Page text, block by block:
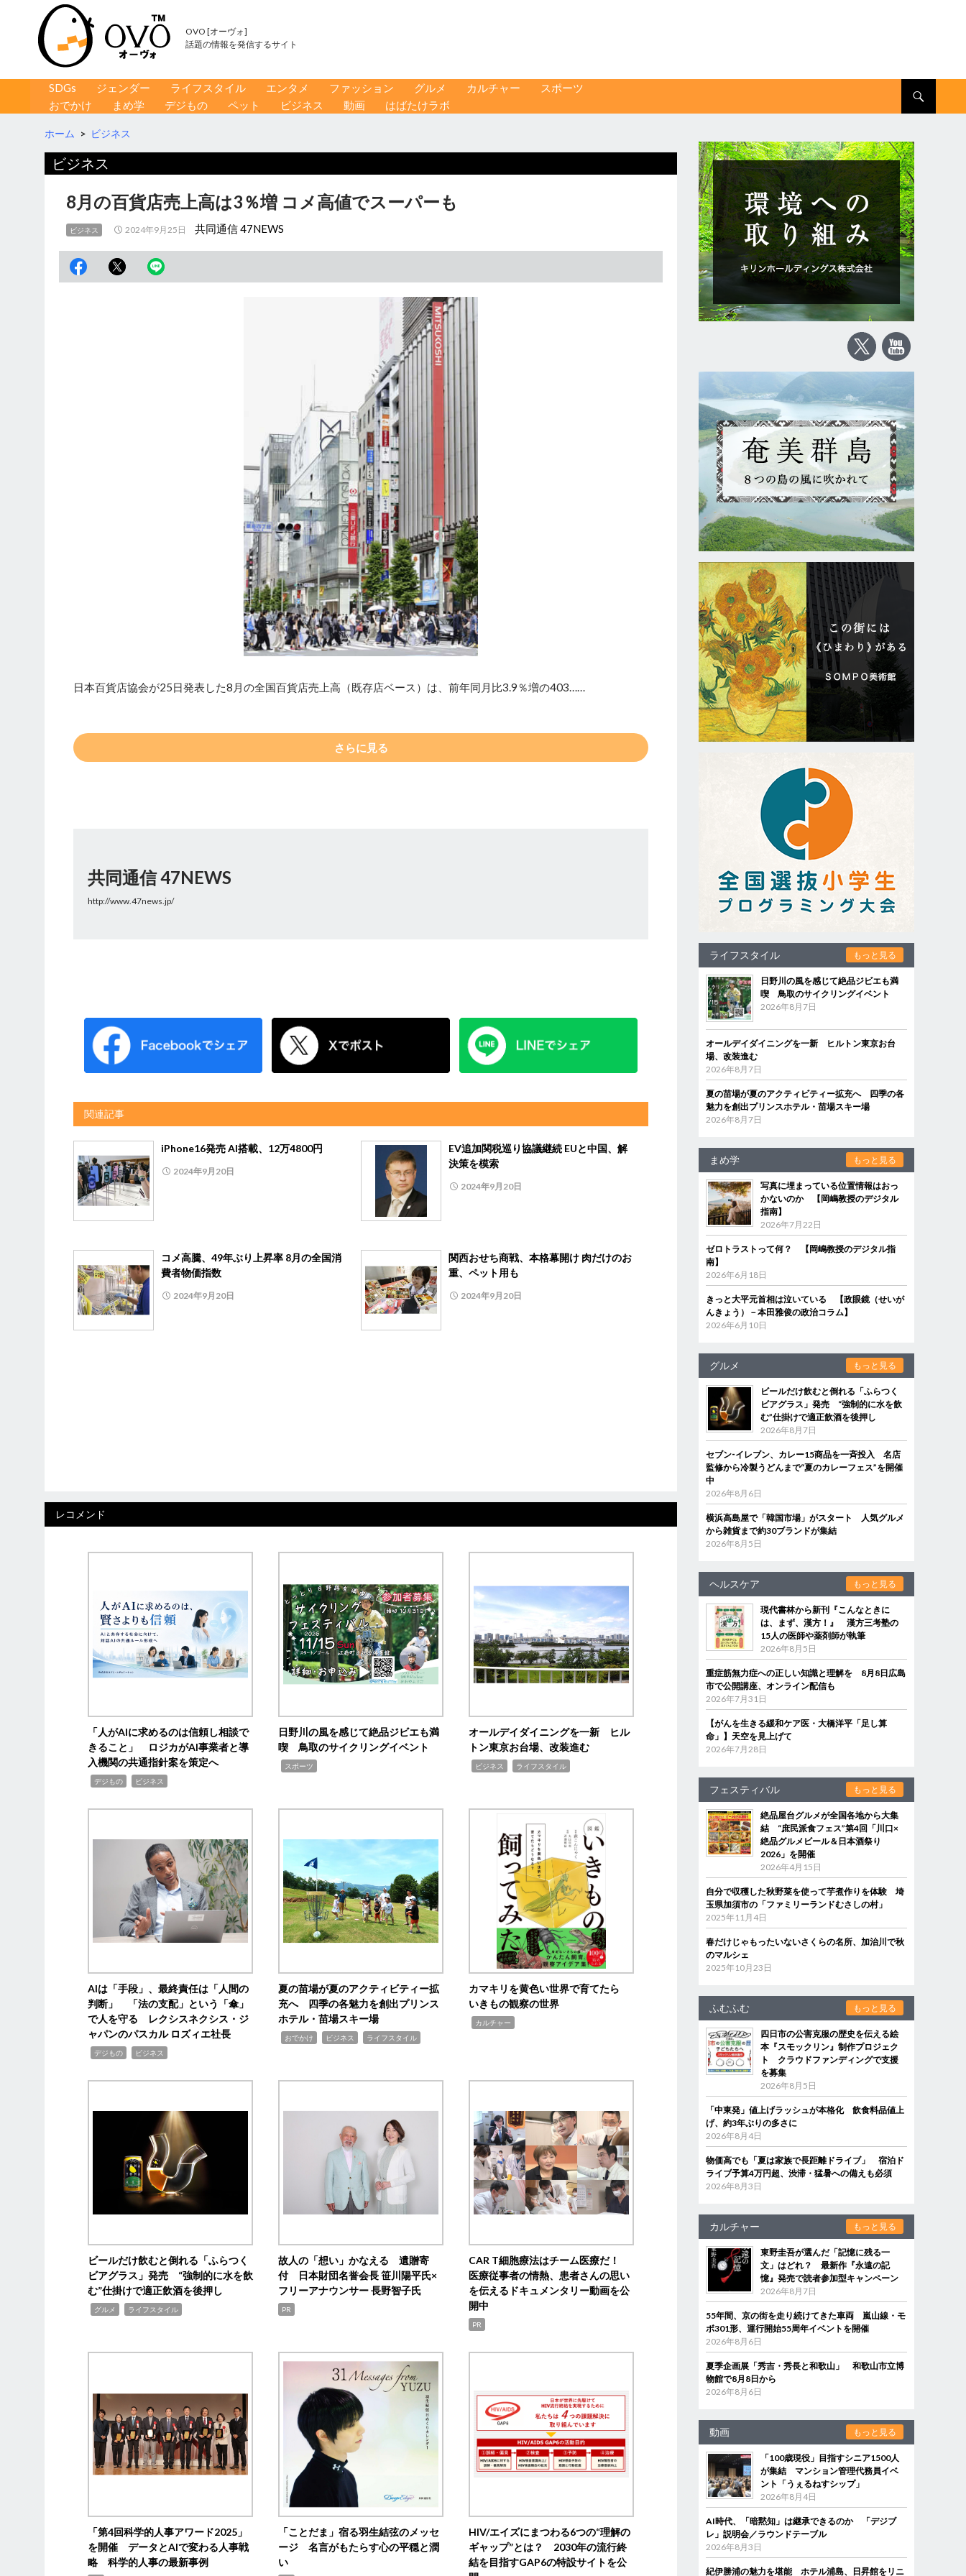
OVO [オーヴォ]
話題の情報を発信するサイト
コンテンツへ移動
SDGs ジェンダー ライフスタイル エンタメ ファッション グルメ カルチャー
スポーツ
おでかけ
まめ学 デジもの ペット ビジネス 動画 はばたけラボ
ホーム > ビジネス
ビジネス
8月の百貨店売上高は3％増 コメ高値でスーパーも
ビジネス 2024年9月25日 共同通信 47NEWS
日本百貨店協会が25日発表した8月の全国百貨店売上高（既存店ベース）は、前年同月比3.9％増の403……
さらに見る
共同通信 47NEWS
http://www.47news.jp/
関連記事
iPhone16発売 AI搭載、12万4800円
2024年9月20日
EV追加関税巡り協議継続 EUと中国、解
決策を模索
2024年9月20日
コメ高騰、49年ぶり上昇率 8月の全国消
費者物価指数
2024年9月20日
関西おせち商戦、本格幕開け 肉だけのお
重、ペット用も
2024年9月20日
レコメンド
「人がAIに求めるのは信頼し相談で
きること」 ロジカがAI事業者と導
入機関の共通指針案を策定へ
デジもの ビジネス
日野川の風を感じて絶品ジビエも満
喫 鳥取のサイクリングイベント
スポーツ
オールデイダイニングを一新 ヒル
トン東京お台場、改装進む
ビジネス ライフスタイル
AIは「手段」、最終責任は「人間の
判断」 「法の支配」という「傘」
で人を守る レクシスネクシス・ジ
ャパンのパスカル ロズィエ社長
デジもの ビジネス
夏の苗場が夏のアクティビティー拡
充へ 四季の各魅力を創出プリンス
ホテル・苗場スキー場
おでかけ ビジネス ライフスタイル
カマキリを黄色い世界で育てたら
いきもの観察の世界
カルチャー
ビールだけ飲むと倒れる「ふらつく
ビアグラス」発売 “強制的に水を飲
む”仕掛けで適正飲酒を後押し
グルメ ライフスタイル
故人の「想い」かなえる 遺贈寄
付 日本財団名誉会長 笹川陽平氏×
フリーアナウンサー 長野智子氏
PR
CAR T細胞療法はチーム医療だ！
医療従事者の情熱、患者さんの思い
を伝えるドキュメンタリー動画を公
開中
PR
「第4回科学的人事アワード2025」
を開催 データとAIで変わる人事戦
略 科学的人事の最新事例
「ことだま」宿る羽生結弦のメッセ
ージ 名言がもたらす心の平穏と潤
い
HIV/エイズにまつわる6つの“理解の
ギャップ”とは？ 2030年の流行終
結を目指すGAP6の特設サイトを公
ライフスタイル もっと見る
日野川の風を感じて絶品ジビエも満
喫 鳥取のサイクリングイベント
2026年8月7日
オールデイダイニングを一新 ヒルトン東京お台
場、改装進む
2026年8月7日
夏の苗場が夏のアクティビティー拡充へ 四季の各
魅力を創出プリンスホテル・苗場スキー場
2026年8月7日
まめ学 もっと見る
写真に埋まっている位置情報はおっ
かないのか 【岡嶋教授のデジタル
指南】
2026年7月22日
ゼロトラストって何？ 【岡嶋教授のデジタル指
南】
2026年6月18日
きっと大平元首相は泣いている 【政眼鏡（せいが
んきょう）－本田雅俊の政治コラム】
2026年6月10日
グルメ もっと見る
ビールだけ飲むと倒れる「ふらつく
ビアグラス」発売 “強制的に水を飲
む”仕掛けで適正飲酒を後押し
2026年8月7日
セブン‐イレブン、カレー15商品を一斉投入 名店
監修から冷製うどんまで“夏のカレーフェス”を開催
中
2026年8月6日
横浜高島屋で「韓国市場」がスタート 人気グルメ
から雑貨まで約30ブランドが集結
2026年8月5日
ヘルスケア もっと見る
現代書林から新刊『こんなときに
は、まず、漢方！』 漢方三考塾の
15人の医師や薬剤師が執筆
2026年8月5日
重症筋無力症への正しい知識と理解を 8月8日広島
市で公開講座、オンライン配信も
2026年7月31日
【がんを生きる緩和ケア医・大橋洋平「足し算
命」】天空を見上げて
2026年7月28日
フェスティバル もっと見る
絶品屋台グルメが全国各地から大集
結 “庶民派食フェス”第4回「川口×
絶品グルメビール＆日本酒祭り
2026」を開催
2026年4月15日
自分で収穫した秋野菜を使って芋煮作りを体験 埼
玉県加須市の「ファミリーランドむさしの村」
2025年11月4日
春だけじゃもったいないさくらの名所、加治川で秋
のマルシェ
2025年10月23日
ふむふむ もっと見る
四日市の公害克服の歴史を伝える絵
本『スモックリン』制作プロジェク
ト クラウドファンディングで支援
を募集
2026年8月5日
「中東発」値上げラッシュが本格化 飲食料品値上
げ、約3年ぶりの多さに
2026年8月4日
物価高でも「夏は家族で長距離ドライブ」 宿泊ド
ライブ予算4万円超、渋滞・猛暑への備えも必須
2026年8月3日
カルチャー もっと見る
東野圭吾が選んだ「記憶に残る一
文」はどれ？ 最新作『永遠の記
憶』発売で読者参加型キャンペーン
2026年8月7日
55年間、京の街を走り続けてきた車両 嵐山線・モ
ボ301形、運行開始55周年イベントを開催
2026年8月6日
夏季企画展「秀吉・秀長と和歌山」 和歌山市立博
物館で8月8日から
2026年8月6日
動画 もっと見る
「100歳現役」目指すシニア1500人
が集結 マンション管理代務員イベ
ント「うぇるねすシップ」
2026年8月4日
AI時代、「暗黙知」は継承できるのか 「デジブ
レ」説明会／ラウンドテーブル
2026年8月3日
紀伊勝浦の魅力を堪能 ホテル浦島、日昇館をリニ